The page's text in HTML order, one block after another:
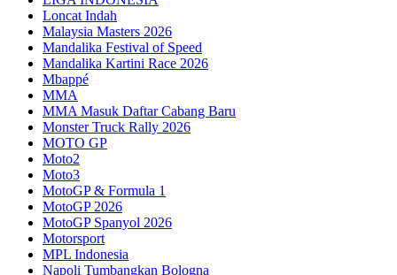
Loncat Indah
Malaysia Masters 2026
Mandalika Festival of Speed
Mandalika Kartini Race 2026
Mbappé
MMA
MMA Masuk Daftar Cabang Baru
Monster Truck Rally 2026
MOTO GP
Moto2
Moto3
MotoGP & Formula 1
MotoGP 2026
MotoGP Spanyol 2026
Motorsport
MPL Indonesia
Napoli Tumbangkan Bologna